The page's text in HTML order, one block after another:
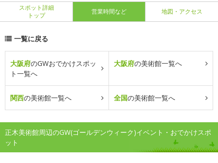
スポット詳細
トップ
営業時間など 地図・アクセス
一覧に戻る
大阪府のGWおでかけスポッ
ト一覧へ
大阪府の美術館一覧へ
関西の美術館一覧へ 全国の美術館一覧へ
正木美術館周辺のGW(ゴールデンウィーク)イベント・おでかけスポ
ット